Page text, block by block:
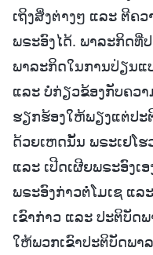
ເຖິງສິ່ງຕ່າງໆ ແລະ ຕີຄ
ພຣະອົງໄດ້. ພາລະກິດທີ່
ພາລະກິດໃນການປ່ຽນແ
ແລະ ບໍ່ກ່ຽວຂ້ອງກັບຄວ
ຮຽກຮ້ອງໃຫ້ພຽງແຕ່ປະ
ດ້ວຍເຫດນັ້ນ ພຣະເຢໂຮ
ແລະ ເປີດເຜີຍພຣະອົງເ
ພຣະອົງກ່າວຕໍ່ໂມເຊ ແລ
ເຂົາກ່າວ ແລະ ປະຕິບັດ
ໃຫ້ພວກເຂົາປະຕິບັດພາ